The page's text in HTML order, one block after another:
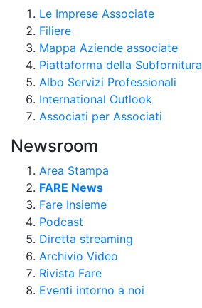
Le Imprese Associate
Filiere
Mappa Aziende associate
Piattaforma della Subfornitura
Albo Servizi Professionali
International Outlook
Associati per Associati
Newsroom
Area Stampa
FARE News
Fare Insieme
Podcast
Diretta streaming
Archivio Video
Rivista Fare
Eventi intorno a noi